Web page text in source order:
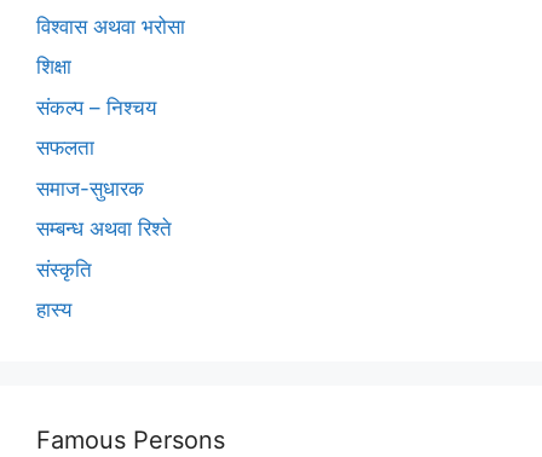
विश्वास अथवा भरोसा
शिक्षा
संकल्प – निश्चय
सफलता
समाज-सुधारक
सम्बन्ध अथवा रिश्ते
संस्कृति
हास्य
Famous Persons